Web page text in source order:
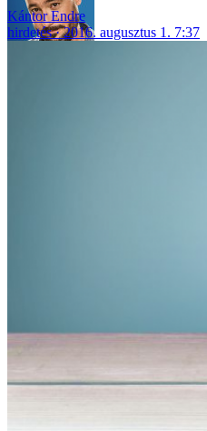
Kántor Endre
hirdetés
2016. augusztus 1. 7:37